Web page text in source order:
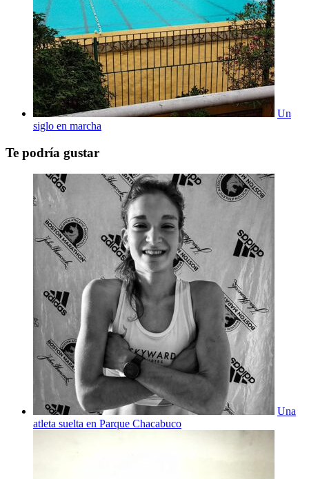
Un
siglo en marcha
Te podría gustar
Una
atleta suelta en Parque Chacabuco